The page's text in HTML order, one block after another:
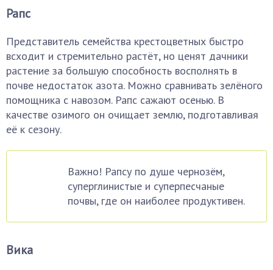
Рапс
Представитель семейства крестоцветных быстро
всходит и стремительно растёт, но ценят дачники
растение за большую способность восполнять в
почве недостаток азота. Можно сравнивать зелёного
помощника с навозом. Рапс сажают осенью. В
качестве озимого он очищает землю, подготавливая
её к сезону.
Важно! Рапсу по душе чернозём,
суперглинистые и суперпесчаные
почвы, где он наиболее продуктивен.
Вика